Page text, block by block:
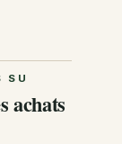
achats